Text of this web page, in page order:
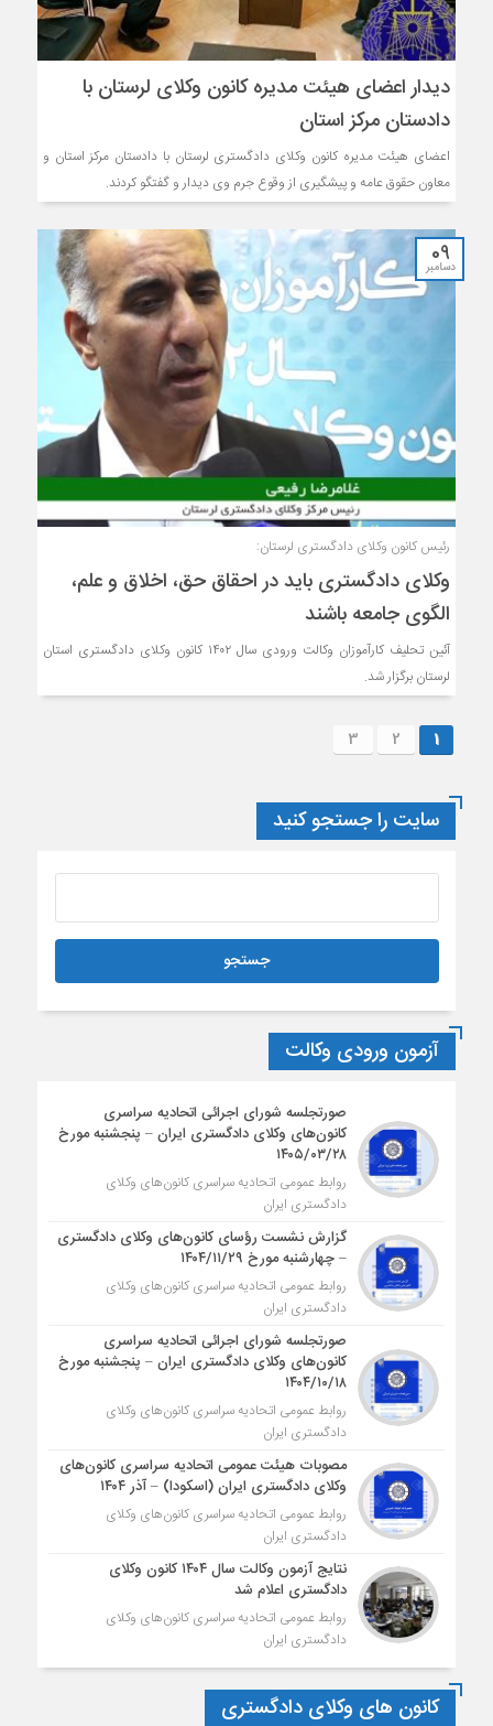
دیدار اعضای هیئت مدیره کانون وکلای لرستان با
دادستان مرکز استان
اعضای هیئت مدیره کانون وکلای دادگستری لرستان با دادستان مرکز استان و
معاون حقوق عامه و پیشگیری از وقوع جرم وی دیدار و گفتگو کردند.
09
دسامبر
رئیس کانون وکلای دادگستری لرستان:
وکلای دادگستری باید در احقاق حق، اخلاق و علم،
الگوی جامعه باشند
آئین تحلیف کارآموزان وکالت ورودی سال ۱۴۰۲ کانون وکلای دادگستری استان
لرستان برگزار شد.
1
2
3
سایت را جستجو کنید
آزمون ورودی وکالت
صورتجلسه شورای اجرائی اتحادیه سراسری
کانون‌های وکلای دادگستری ایران – پنجشنبه مورخ
۱۴۰۵/۰۳/۲۸
روابط عمومی اتحادیه سراسری کانون‌های وکلای
دادگستری ایران
گزارش نشست رؤسای کانون‌های وکلای دادگستری
– چهارشنبه مورخ ۱۴۰۴/۱۱/۲۹
روابط عمومی اتحادیه سراسری کانون‌های وکلای
دادگستری ایران
صورتجلسه شورای اجرائی اتحادیه سراسری
کانون‌های وکلای دادگستری ایران – پنجشنبه مورخ
۱۴۰۴/۱۰/۱۸
روابط عمومی اتحادیه سراسری کانون‌های وکلای
دادگستری ایران
مصوبات هیئت عمومی اتحادیه سراسری کانون‌های
وکلای دادگستری ایران (اسکودا) – آذر ۱۴۰۴
روابط عمومی اتحادیه سراسری کانون‌های وکلای
دادگستری ایران
نتایج آزمون وکالت سال ۱۴۰۴ کانون وکلای
دادگستری اعلام شد
روابط عمومی اتحادیه سراسری کانون‌های وکلای
دادگستری ایران
کانون های وکلای دادگستری